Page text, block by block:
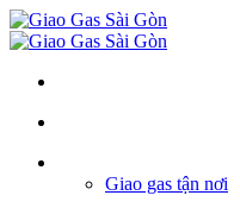
Giao gas tận nơi